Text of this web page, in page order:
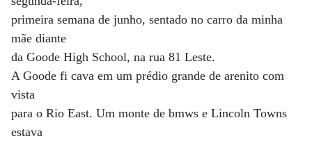
primeira semana de junho, sentado no carro da minha
mãe diante
da Goode High School, na rua 81 Leste.
A Goode fi cava em um prédio grande de arenito com
vista
para o Rio East. Um monte de bmws e Lincoln Towns
estava